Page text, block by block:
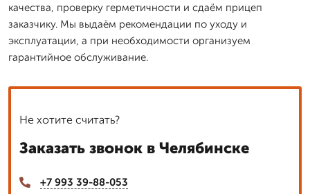
качества, проверку герметичности и сдаём прицеп
заказчику. Мы выдаём рекомендации по уходу и
эксплуатации, а при необходимости организуем
гарантийное обслуживание.
Не хотите считать?
Заказать звонок в Челябинске
+7 993 39-88-053